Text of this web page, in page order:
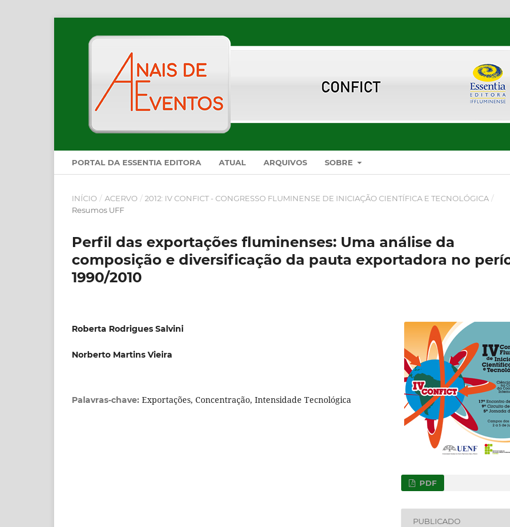
PORTAL DA ESSENTIA EDITORA ATUAL ARQUIVOS SOBRE
INÍCIO / ACERVO / 2012: IV CONFICT - CONGRESSO FLUMINENSE DE INICIAÇÃO CIENTÍFICA E TECNOLÓGICA /
Resumos UFF
Perfil das exportações fluminenses: Uma análise da
composição e diversificação da pauta exportadora no
1990/2010
Roberta Rodrigues Salvini
Norberto Martins Vieira
Palavras-chave: Exportações, Concentração, Intensidade Tecnológica
PDF
PUBLICADO